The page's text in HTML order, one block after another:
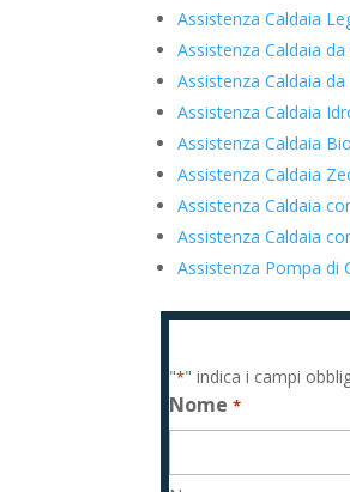
Assistenza Caldaia
Assistenza Caldaia
Assistenza Caldaia
Assistenza Caldaia
Assistenza Caldaia
Assistenza Caldaia
Assistenza Caldaia
Assistenza Caldaia
Assistenza Pompa di
"*" indica i campi
Nome *